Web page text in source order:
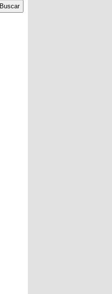
Buscar